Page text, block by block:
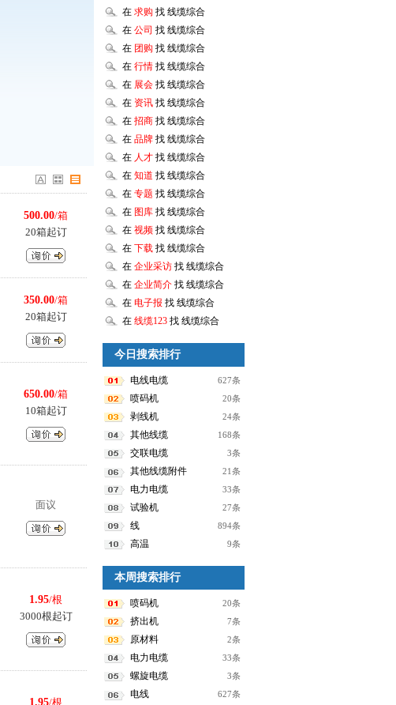
500.00/箱
20箱起订
350.00/箱
20箱起订
650.00/箱
10箱起订
面议
1.95/根
3000根起订
1.95/根
在 求购 找 线缆综合
在 公司 找 线缆综合
在 团购 找 线缆综合
在 行情 找 线缆综合
在 展会 找 线缆综合
在 资讯 找 线缆综合
在 招商 找 线缆综合
在 品牌 找 线缆综合
在 人才 找 线缆综合
在 知道 找 线缆综合
在 专题 找 线缆综合
在 图库 找 线缆综合
在 视频 找 线缆综合
在 下载 找 线缆综合
在 企业采访 找 线缆综合
在 企业简介 找 线缆综合
在 电子报 找 线缆综合
在 线缆123 找 线缆综合
今日搜索排行
627条
电线电缆
20条
喷码机
24条
剥线机
168条
其他线缆
3条
交联电缆
21条
其他线缆附件
33条
电力电缆
27条
试验机
894条
线
9条
高温
本周搜索排行
20条
喷码机
7条
挤出机
2条
原材料
33条
电力电缆
3条
螺旋电缆
627条
电线